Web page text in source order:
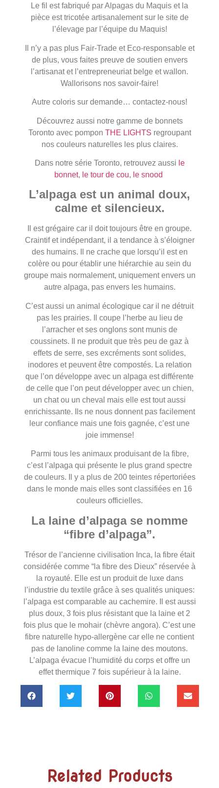
Le fil est fabriqué par Alpagas du Maquis et la
pièce est tricotée artisanalement sur le site de
l’élevage par l’équipe du Maquis!
Il n’y a pas plus Fair-Trade et Eco-responsable et
de plus, vous faites preuve de soutien envers
l’artisanat et l’entrepreneuriat belge et wallon.
Wallorisons nos savoir-faire!
Autre coloris sur demande… contactez-nous!
Découvrez aussi notre gamme de bonnets
Toronto avec pompon THE LIGHTS regroupant
nos couleurs naturelles les plus claires.
Dans notre série Toronto, retrouvez aussi le
bonnet, le tour de cou, le snood
L’alpaga est un animal doux,
calme et silencieux.
Il est grégaire car il doit toujours être en groupe.
Craintif et indépendant, il a tendance à s’éloigner
des humains. Il ne crache que lorsqu’il est en
colère ou pour établir une hiérarchie au sein du
groupe mais normalement, uniquement envers un
autre alpaga, pas envers les humains.
C’est aussi un animal écologique car il ne détruit
pas les prairies. Il coupe l’herbe au lieu de
l’arracher et ses onglons sont munis de
coussinets. Il ne produit que très peu de gaz à
effets de serre, ses excréments sont solides,
inodores et peuvent être compostés. La relation
que l’on développe avec un alpaga est différente
de celle que l’on peut développer avec un chien,
un chat ou un cheval mais elle est tout aussi
enrichissante. Ils ne nous donnent pas facilement
leur confiance mais une fois gagnée, c’est une
joie immense!
Parmi tous les animaux produisant de la fibre,
c’est l’alpaga qui présente le plus grand spectre
de couleurs. Il y a plus de 200 teintes répertoriées
dans le monde mais elles sont classifiées en 16
couleurs officielles.
La laine d’alpaga se nomme
“fibre d’alpaga”.
Trésor de l’ancienne civilisation Inca, la fibre était
considérée comme “la fibre des Dieux” réservée à
la royauté. Elle est un produit de luxe dans
l’industrie du textile grâce à ses qualités uniques:
l’alpaga est comparable au cachemire. Il est aussi
plus doux, 3 fois plus résistant que la laine et 2
fois plus que le mohair (chèvre angora). C’est une
fibre naturelle hypo-allergène car elle ne contient
pas de lanoline comme la laine des moutons.
L’alpaga évacue l’humidité du corps et offre un
effet thermique 7 fois supérieur à la laine.
Related Products